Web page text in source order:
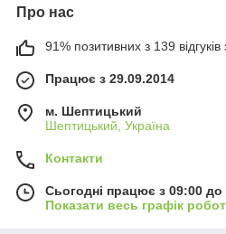
Про нас
91% позитивних з 139 відгуків
Працює з 29.09.2014
м. Шептицький
Шептицький, Україна
Контакти
Сьогодні працює з 09:00 до
Показати весь графік